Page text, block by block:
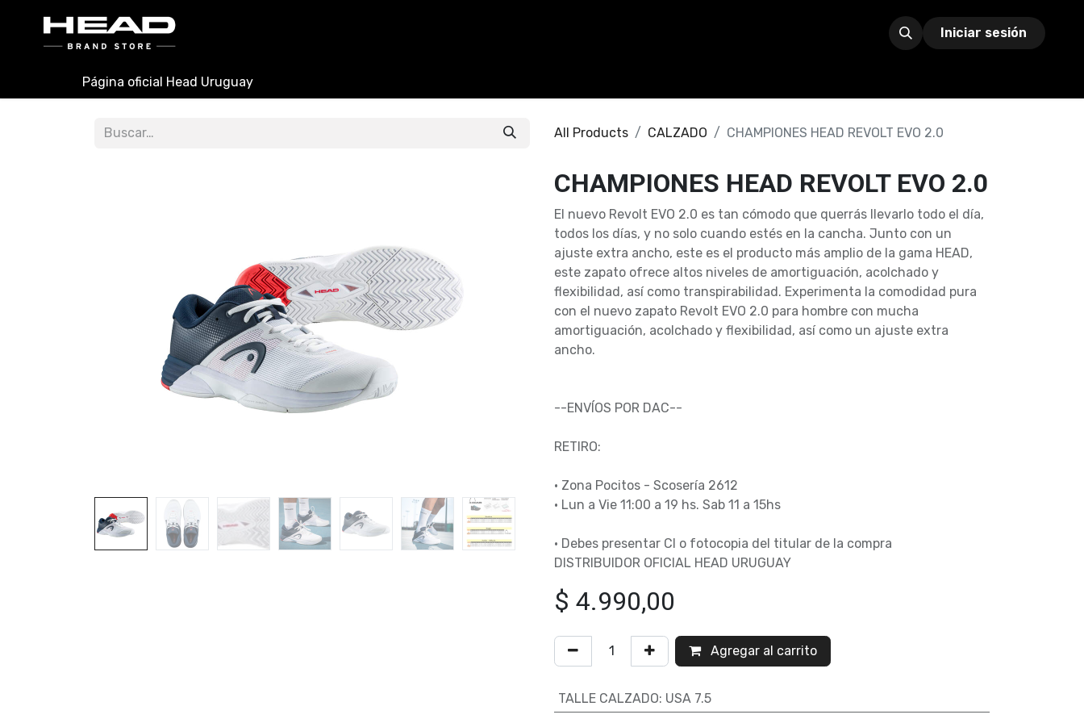
Iniciar sesión
Página oficial Head Uruguay
All Products CALZADO CHAMPIONES HEAD REVOLT EVO 2.0
CHAMPIONES HEAD REVOLT EVO 2.0
El nuevo Revolt EVO 2.0 es tan cómodo que querrás llevarlo todo el día,
todos los días, y no solo cuando estés en la cancha. Junto con un
ajuste extra ancho, este es el producto más amplio de la gama HEAD,
este zapato ofrece altos niveles de amortiguación, acolchado y
flexibilidad, así como transpirabilidad. Experimenta la comodidad pura
con el nuevo zapato Revolt EVO 2.0 para hombre con mucha
amortiguación, acolchado y flexibilidad, así como un ajuste extra
ancho.
--ENVÍOS POR DAC--
RETIRO:
• Zona Pocitos - Scosería 2612
• Lun a Vie 11:00 a 19 hs. Sab 11 a 15hs
• Debes presentar CI o fotocopia del titular de la compra
DISTRIBUIDOR OFICIAL HEAD URUGUAY
$ 4.990,00
Agregar al carrito
TALLE CALZADO: USA 7.5